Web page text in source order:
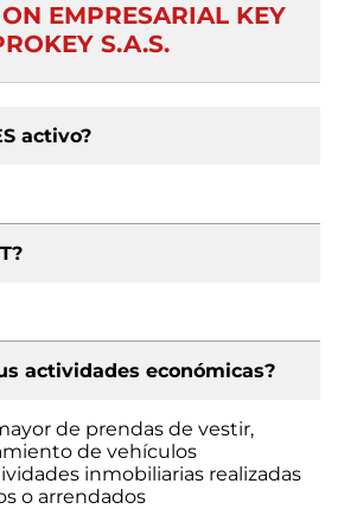
EMPRESARIAL KEY
S.A.S.
activo?
actividades económicas?
de prendas de vestir,
de vehículos
inmobiliarias realizadas
o arrendados